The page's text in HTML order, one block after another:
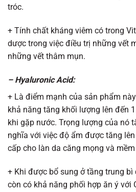
tróc.
+ Tính chất kháng viêm có trong
dược trong việc điều trị những vết
những vết thâm mụn.
– Hyaluronic Acid:
+ Là điểm mạnh của sản phẩm
khả năng tăng khối lượng lên đến
khi gặp nước. Trọng lượng của nó
nghĩa với việc độ ẩm được tăng
cấp cho làn da căng mọng và
+ Khi được bổ sung ở tầng trung bì
còn có khả năng phối hợp ăn ý với